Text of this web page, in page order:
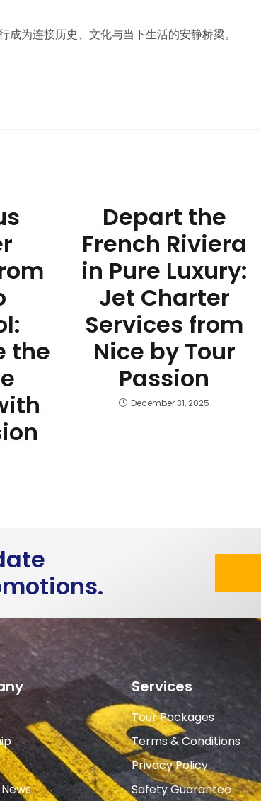
成为连接历史、文化与当下生活的安静桥梁。
the
Depart the
French Riviera
in Pure Luxury:
Jet Charter
Services from
Nice by Tour
Passion
December 31, 2025
Services
Tour Packages
Terms & Conditions
Privacy Policy
Safety Guarantee